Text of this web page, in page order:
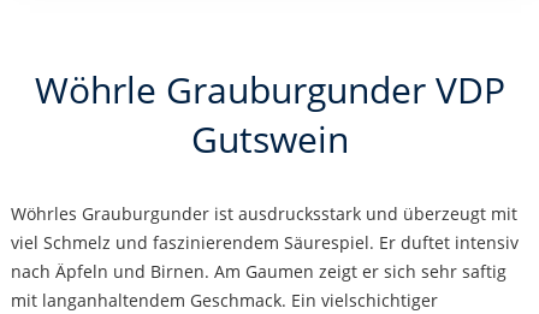
Wöhrle Grauburgunder VDP
Gutswein
Wöhrles Grauburgunder ist ausdrucksstark und überzeugt mit
viel Schmelz und faszinierendem Säurespiel. Er duftet intensiv
nach Äpfeln und Birnen. Am Gaumen zeigt er sich sehr saftig
mit langanhaltendem Geschmack. Ein vielschichtiger